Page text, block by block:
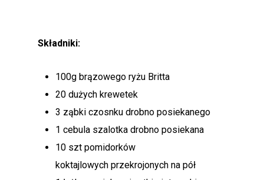
Składniki:
100g brązowego ryżu Britta
20 dużych krewetek
3 ząbki czosnku drobno posiekanego
1 cebula szalotka drobno posiekana
10 szt pomidorków
koktajlowych przekrojonych na pół